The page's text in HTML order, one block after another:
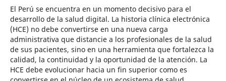
El Perú se encuentra en un momento decisivo para el
desarrollo de la salud digital. La historia clínica electrónica
(HCE) no debe convertirse en una nueva carga
administrativa que distancie a los profesionales de la salud
de sus pacientes, sino en una herramienta que fortalezca la
calidad, la continuidad y la oportunidad de la atención. La
HCE debe evolucionar hacia un fin superior como es